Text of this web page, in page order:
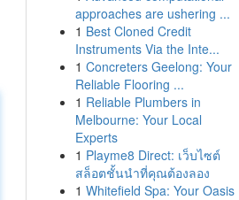
approaches are ushering ...
1 Best Cloned Credit
Instruments Via the Inte...
1 Concreters Geelong: Your
Reliable Flooring ...
1 Reliable Plumbers in
Melbourne: Your Local
Experts
1 Playme8 Direct: เว็บไซต์
สล็อตชั้นนำที่คุณต้องลอง
1 Whitefield Spa: Your Oasis